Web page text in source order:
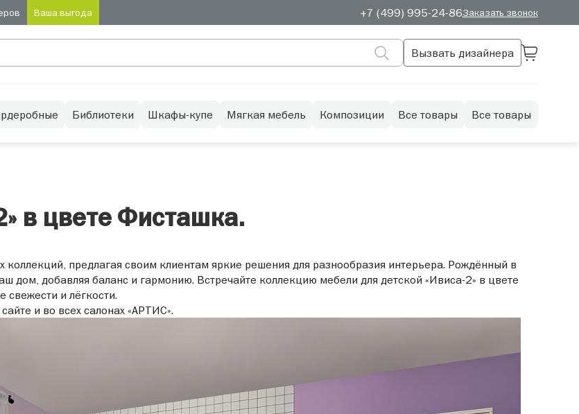
Ваша выгода +7 (499) 995-24-86Заказать звонок
Вызвать дизайнера
Библиотеки Шкафы-купе Мягкая мебель Композиции Все товары Все товары
в цвете Фисташка.
коллекций, предлагая своим клиентам яркие решения для разнообразия интерьера. Рождённый в
дом, добавляя баланс и гармонию. Встречайте коллекцию мебели для детской «Ивиса-2» в цвете
и лёгкости.
и во всех салонах «АРТИС».